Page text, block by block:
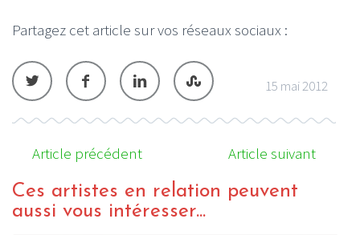
Partagez cet article sur vos réseaux sociaux :
15 mai 2012
Article précédent Article suivant
Ces artistes en relation peuvent
aussi vous intéresser...